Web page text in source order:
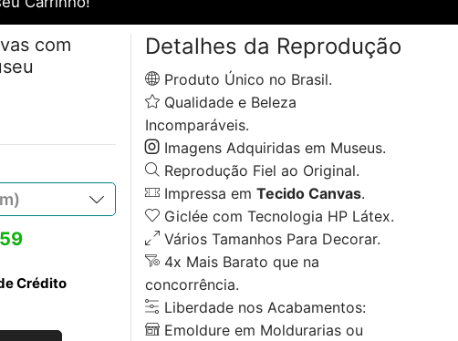
com
Crédito
Detalhes da Reprodução
Produto Único no Brasil.
Qualidade e Beleza
Incomparáveis.
Imagens Adquiridas em Museus.
Reprodução Fiel ao Original.
Impressa em Tecido Canvas.
Giclée com Tecnologia HP Látex.
Vários Tamanhos Para Decorar.
4x Mais Barato que na
concorrência.
Liberdade nos Acabamentos:
Emoldure em Moldurarias ou